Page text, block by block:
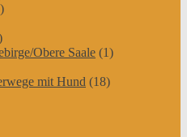
Obere Saale (1)
mit Hund (18)